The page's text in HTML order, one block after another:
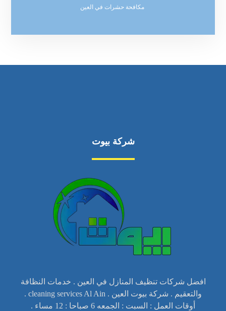
مكافحة حشرات في العين
شركة بيوت
افضل شركات تنظيف المنازل في العين . خدمات النظافة
والتعقيم . شركة بيوت العين . cleaning services Al Ain .
أوقات العمل : السبت : الجمعه 6 صباحا : 12 مساء .